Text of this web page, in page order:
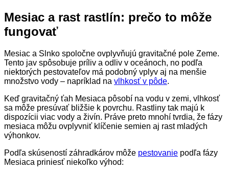
Mesiac a rast rastlín: prečo to môže
fungovať
Mesiac a Slnko spoločne ovplyvňujú gravitačné pole Zeme.
Tento jav spôsobuje príliv a odliv v oceánoch, no podľa
niektorých pestovateľov má podobný vplyv aj na menšie
množstvo vody – napríklad na vlhkosť v pôde.
Keď gravitačný ťah Mesiaca pôsobí na vodu v zemi, vlhkosť
sa môže presúvať bližšie k povrchu. Rastliny tak majú k
dispozícii viac vody a živín. Práve preto mnohí tvrdia, že fázy
mesiaca môžu ovplyvniť klíčenie semien aj rast mladých
výhonkov.
Podľa skúseností záhradkárov môže pestovanie podľa fázy
Mesiaca priniesť niekoľko výhod: